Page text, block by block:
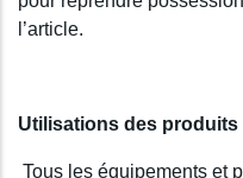
l’article.
Utilisations des produits
Tous les équipements et